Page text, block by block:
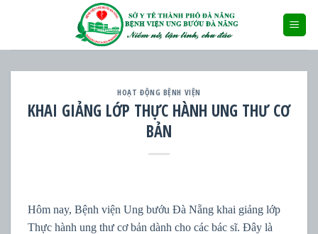
HOẠT ĐỘNG BỆNH VIỆN
KHAI GIẢNG LỚP THỰC HÀNH UNG THƯ CƠ
BẢN
Hôm nay, Bệnh viện Ung bướu Đà Nẵng khai giảng lớp
Thực hành ung thư cơ bản dành cho các bác sĩ. Đây là